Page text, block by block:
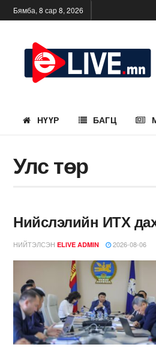
Бямба, 8 сар 8, 2026
НҮҮР БАГЦ
Улс төр
Нийслэлийн ИТХ
НИЙТЭЛСЭН ELIVE ADMIN 2026-08-06